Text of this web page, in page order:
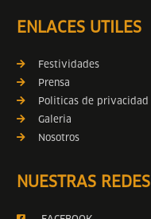
ENLACES UTILES
Festividades
Prensa
Politicas de privacidad
Galeria
Nosotros
NUESTRAS REDES